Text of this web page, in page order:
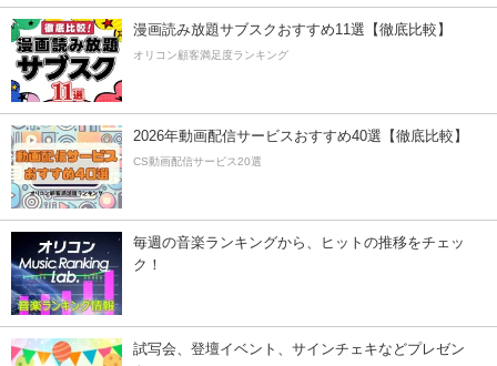
漫画読み放題サブスクおすすめ11選【徹底比較】
オリコン顧客満足度ランキング
2026年動画配信サービスおすすめ40選【徹底比較】
CS動画配信サービス20選
毎週の音楽ランキングから、ヒットの推移をチェッ
ク！
試写会、登壇イベント、サインチェキなどプレゼン